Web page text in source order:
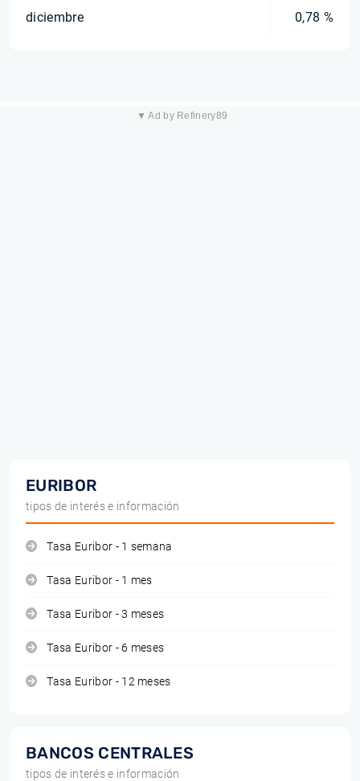
diciembre 0,78 %
▼ Ad by Refinery89
EURIBOR
tipos de interés e información
Tasa Euribor - 1 semana
Tasa Euribor - 1 mes
Tasa Euribor - 3 meses
Tasa Euribor - 6 meses
Tasa Euribor - 12 meses
BANCOS CENTRALES
tipos de interés e información